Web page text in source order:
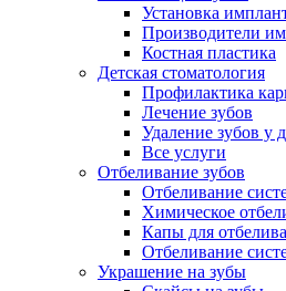
Установка
Производители
Костная пластика
Детская стоматология
Профилактика
Лечение зубов
Удаление зубов у
Все услуги
Отбеливание зубов
Отбеливание
Химическое
Капы для
Отбеливание
Украшение на зубы